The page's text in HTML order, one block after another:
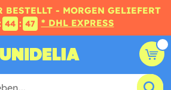
BESTELLT - MORGEN GELIEFERT
44 : 47 * DHL EXPRESS